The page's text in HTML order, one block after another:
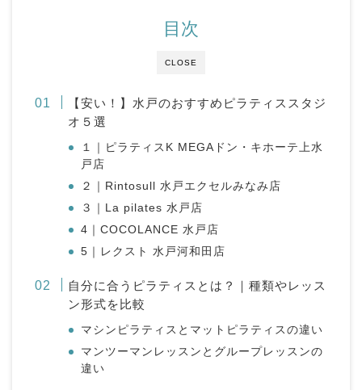
CLOSE
目次
【安い！】水戸のおすすめピラティススタジ
オ５選
１｜ピラティスK MEGAドン・キホーテ上水
戸店
２｜Rintosull 水戸エクセルみなみ店
３｜La pilates 水戸店
4｜COCOLANCE 水戸店
5｜レクスト 水戸河和田店
自分に合うピラティスとは？｜種類やレッス
ン形式を比較
マシンピラティスとマットピラティスの違い
マンツーマンレッスンとグループレッスンの
違い